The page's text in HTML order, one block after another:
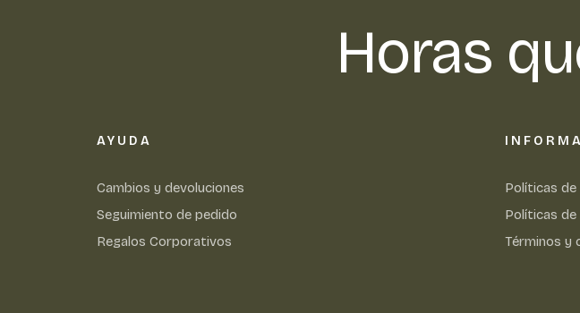
Horas
AYUDA
Cambios y devoluciones
Seguimiento de pedido
Regalos Corporativos
Políticas de
Políticas
Términos y